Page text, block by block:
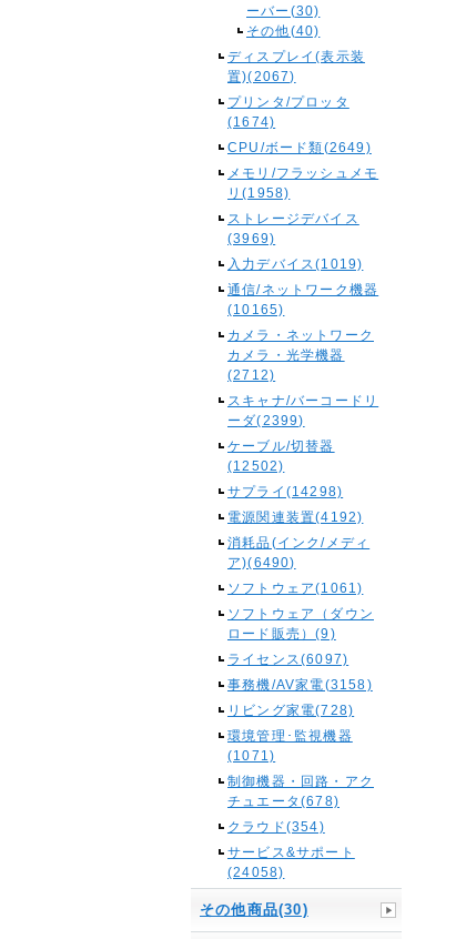
ーバー(30)
その他(40)
ディスプレイ(表示装
置)(2067)
プリンタ/プロッタ
(1674)
CPU/ボード類(2649)
メモリ/フラッシュメモ
リ(1958)
ストレージデバイス
(3969)
入力デバイス(1019)
通信/ネットワーク機器
(10165)
カメラ・ネットワーク
カメラ・光学機器
(2712)
スキャナ/バーコードリ
ーダ(2399)
ケーブル/切替器
(12502)
サプライ(14298)
電源関連装置(4192)
消耗品(インク/メディ
ア)(6490)
ソフトウェア(1061)
ソフトウェア（ダウン
ロード販売）(9)
ライセンス(6097)
事務機/AV家電(3158)
リビング家電(728)
環境管理･監視機器
(1071)
制御機器・回路・アク
チュエータ(678)
クラウド(354)
サービス&サポート
(24058)
その他商品(30)